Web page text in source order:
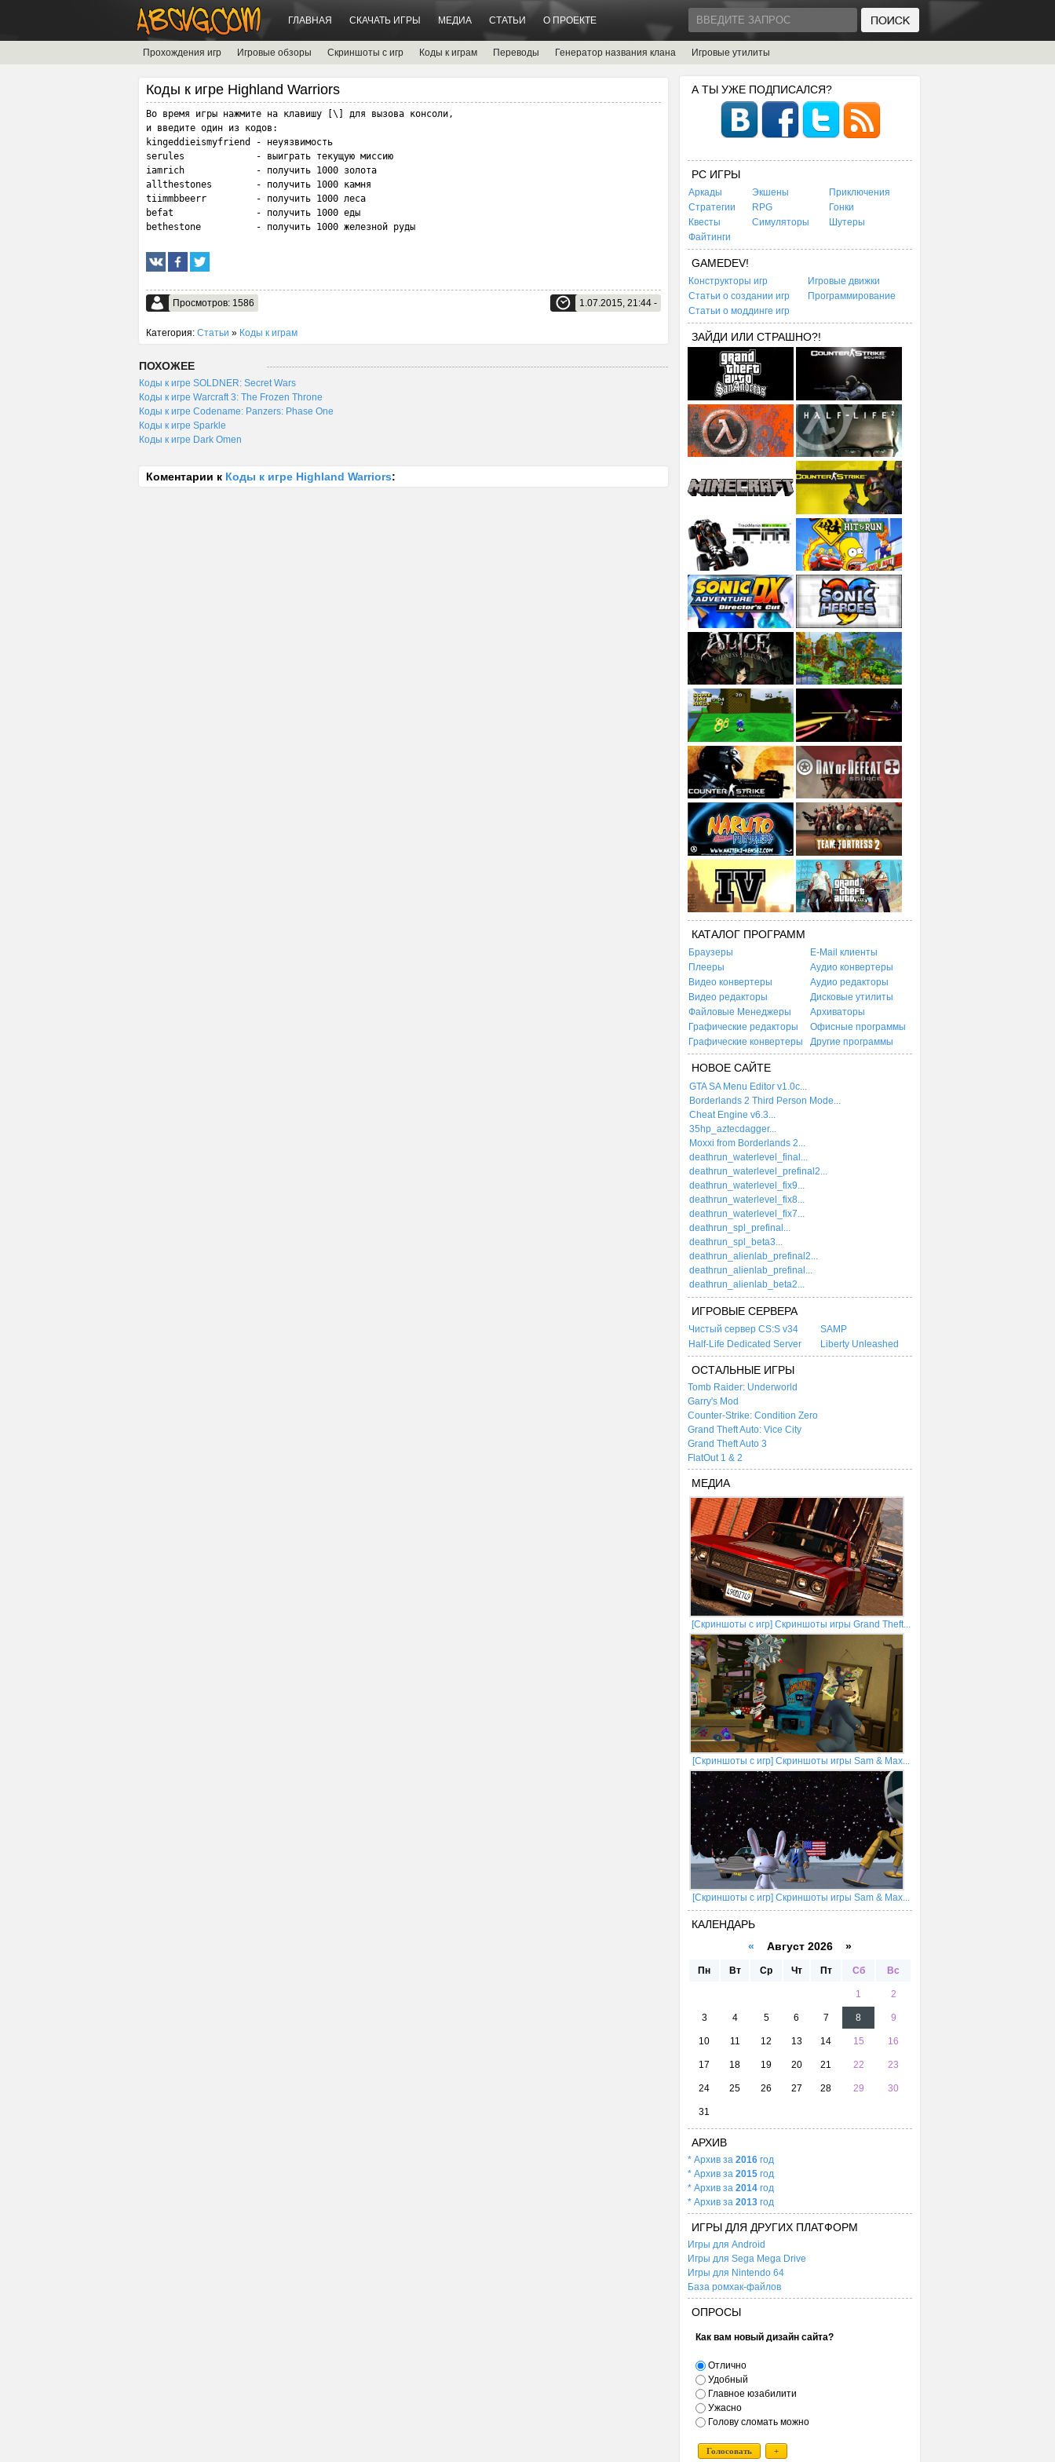
ГЛАВНАЯ СКАЧАТЬ ИГРЫ МЕДИА СТАТЬИ О ПРОЕКТЕ
Прохождения игр Игровые обзоры Скриншоты с игр Коды к играм Переводы Генератор названия клана Игровые утилиты
Коды к игре Highland Warriors
Во время игры нажмите на клавишу [\] для вызова консоли,
и введите один из кодов:
kingeddieismyfriend - неуязвимость
serules             - выиграть текущую миссию
iamrich             - получить 1000 золота
allthestones        - получить 1000 камня
tiimmbbeerr         - получить 1000 леса
befat               - получить 1000 еды
bethestone          - получить 1000 железной руды
Просмотров: 1586 1.07.2015, 21:44 -
Категория: Статьи » Коды к играм
ПОХОЖЕЕ
Коды к игре SOLDNER: Secret Wars
Коды к игре Warcraft 3: The Frozen Throne
Коды к игре Codename: Panzers: Phase One
Коды к игре Sparkle
Коды к игре Dark Omen
Коментарии к Коды к игре Highland Warriors:
А ТЫ УЖЕ ПОДПИСАЛСЯ?
PC ИГРЫ
Аркады Экшены
Приключения
Стратегии
RPG
Гонки
Квесты
Симуляторы
Шутеры
Файтинги
GAMEDEV!
Конструкторы игр
Игровые движки
Статьи о создании игр
Программирование
Статьи о моддинге игр
ЗАЙДИ ИЛИ СТРАШНО?!
КАТАЛОГ ПРОГРАММ
Браузеры
E-Mail клиенты
Плееры
Аудио конвертеры
Видео конвертеры
Аудио редакторы
Видео редакторы
Дисковые утилиты
Файловые Менеджеры
Архиваторы
Графические редакторы
Офисные программы
Графические конвертеры
Другие программы
НОВОЕ САЙТЕ
GTA SA Menu Editor v1.0c...
Borderlands 2 Third Person Mode...
Cheat Engine v6.3...
35hp_aztecdagger...
Moxxi from Borderlands 2...
deathrun_waterlevel_final...
deathrun_waterlevel_prefinal2...
deathrun_waterlevel_fix9...
deathrun_waterlevel_fix8...
deathrun_waterlevel_fix7...
deathrun_spl_prefinal...
deathrun_spl_beta3...
deathrun_alienlab_prefinal2...
deathrun_alienlab_prefinal...
deathrun_alienlab_beta2...
ИГРОВЫЕ СЕРВЕРА
Чистый сервер CS:S v34
SAMP
Half-Life Dedicated Server
Liberty Unleashed
ОСТАЛЬНЫЕ ИГРЫ
Tomb Raider: Underworld
Garry's Mod
Counter-Strike: Condition Zero
Grand Theft Auto: Vice City
Grand Theft Auto 3
FlatOut 1 & 2
МЕДИА
[Скриншоты с игр] Скриншоты игры Grand Theft...
[Скриншоты с игр] Скриншоты игры Sam & Max...
[Скриншоты с игр] Скриншоты игры Sam & Max...
КАЛЕНДАРЬ
« Август 2026 »
Пн Вт Ср Чт Пт Сб Вс
1 2
3 4 5 6 7 8 9
10 11 12 13 14 15 16
17 18 19 20 21 22 23
24 25 26 27 28 29 30
31
АРХИВ
* Архив за 2016 год
* Архив за 2015 год
* Архив за 2014 год
* Архив за 2013 год
ИГРЫ ДЛЯ ДРУГИХ ПЛАТФОРМ
Игры для Android
Игры для Sega Mega Drive
Игры для Nintendo 64
База ромхак-файлов
ОПРОСЫ
Как вам новый дизайн сайта?
Отлично
Удобный
Главное юзабилити
Ужасно
Голову сломать можно
Голосовать +